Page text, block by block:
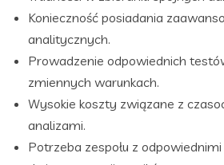
Konieczność posiadania
analitycznych.
Prowadzenie odpowiednich
zmiennych warunkach.
Wysokie koszty związane z
analizami.
Potrzeba zespołu z